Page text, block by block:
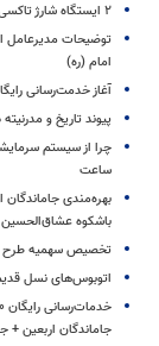
۲ ایستگاه شارژ تاکسی‌های برقی در آستانه بهره‌برداری
توضیحات مدیرعامل
امام (ره)
آغاز خدمت‌رسانی
پیوند تاریخ و
ساعت
بهره‌مندی
باشکوه
تخصیص سهمیه طرح
اتوبوس‌های نسل
جاماندگان اربعین +